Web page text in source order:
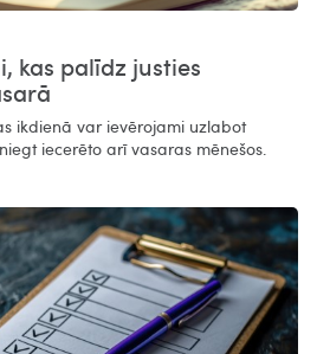
kas palīdz justies
ikdienā var ievērojami uzlabot
iecerēto arī vasaras mēnešos.